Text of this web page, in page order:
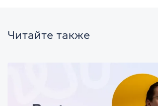
Читайте также